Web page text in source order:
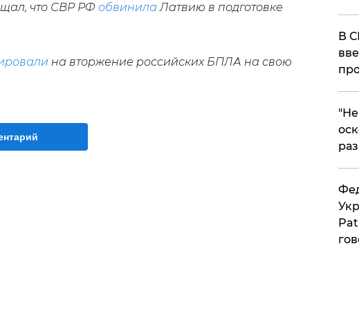
что СВР РФ обвинила Латвию в подготовке
на вторжение российских БПЛА на свою
В